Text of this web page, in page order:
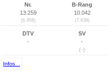
Nr.
13.259
(6.956)
B-Rang
10.042
(7.638)
DTV
-
SV
-
(-)
Infos...